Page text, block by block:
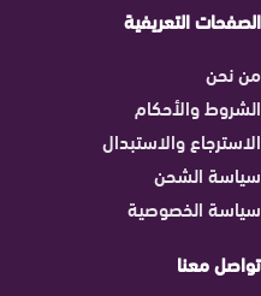
الصفحات التعريفية
من نحن
الشروط والأحكام
الاسترجاع والاستبدال
سياسة الشحن
سياسة الخصوصية
تواصل معنا